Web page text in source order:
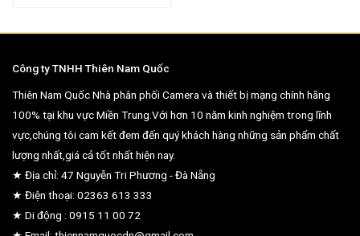
Công ty TNHH Thiên Nam Quốc
Thiên Nam Quốc Nhà phân phối Camera và thiết bị mạng chính hãng
100% tại khu vực Miền Trung.Với hơn 10 năm kinh nghiệm trong lĩnh
vực,chúng tôi cam kết đem đến quý khách hàng những sản phẩm chất
lượng nhất,giá cả tốt nhất hiện nay.
★ Địa chỉ: 47 Nguyễn Tri Phương - Đà Nẵng
★ Điện thoại: 02363 613 333
★ Di động : 0915 11 00 72